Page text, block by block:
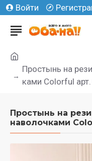
Войти
Простынь на
ками Colorful
Простынь на
наволочками